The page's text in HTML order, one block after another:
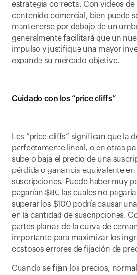
estrategia correcta. Con videos de
contenido comercial, bien puede
mantenerse por debajo de un
generalmente facilitará que un
impulso y justifique una mayor
expande su mercado objetivo.
Cuidado con los “price cliffs”
Los “price cliffs” significan que la
perfectamente lineal, o en otras
sube o baja el precio de una
pérdida o ganancia equivalente en
suscripciones. Puede haber muy
pagarían $80 las cuales no
superar los $100 podría causar
en la cantidad de suscripciones.
partes planas de la curva de
importante para maximizar los
costosos errores de fijación de
Cuando se fijan los precios,